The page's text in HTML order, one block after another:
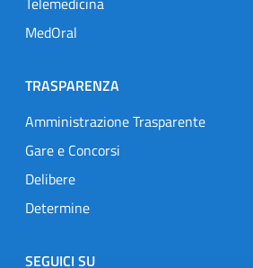
MedOral
TRASPARENZA
Amministrazione Trasparente
Gare e Concorsi
Delibere
Determine
SEGUICI SU